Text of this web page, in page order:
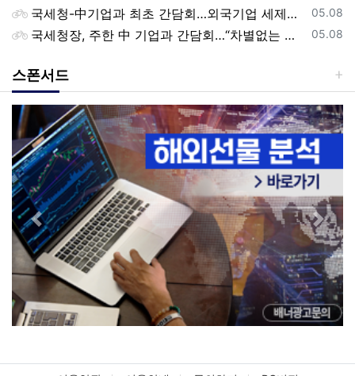
등록일
05.08
국세청-中기업과 최초 간담회…외국기업 세제혜택 등 논의
등록일
05.08
국세청장, 주한 中 기업과 간담회…“차별없는 공정과세 약속”
스폰서드
Previous Next